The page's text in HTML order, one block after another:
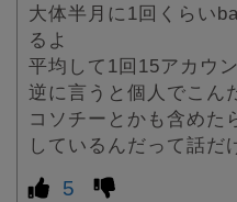
大体半月に1回くらい
るよ
平均して1回15アカウ
逆に言うと個人でこん
コソチーとかも含めた
しているんだって話だ
5